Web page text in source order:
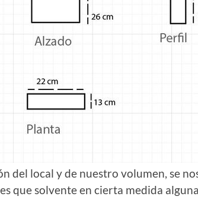
del local y de nuestro volumen, se
que solvente en cierta medida alguna